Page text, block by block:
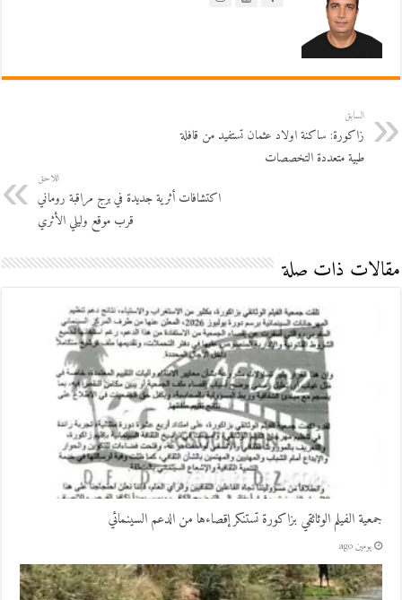
السابق
زاكورة: ساكنة اولاد عثمان تستفيد من قافلة
طبية متعددة التخصصات
اللاحق
اكتشافات أثرية جديدة في برج مراقبة روماني
قرب موقع وليلي الأثري
مقالات ذات صلة
جمعية الفيلم الوثائقي بزاكورة تستنكر إقصاءها من الدعم السينمائي
يومين ago